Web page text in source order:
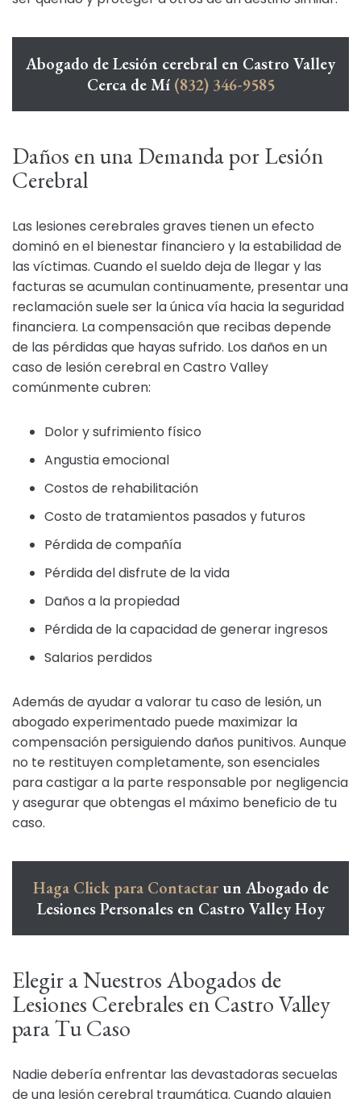
Abogado de Lesión cerebral en Castro Valley
Cerca de Mí (832) 346-9585
Daños en una Demanda por Lesión
Cerebral
Las lesiones cerebrales graves tienen un efecto
dominó en el bienestar financiero y la estabilidad de
las víctimas. Cuando el sueldo deja de llegar y las
facturas se acumulan continuamente, presentar una
reclamación suele ser la única vía hacia la seguridad
financiera. La compensación que recibas depende
de las pérdidas que hayas sufrido. Los daños en un
caso de lesión cerebral en Castro Valley
comúnmente cubren:
Dolor y sufrimiento físico
Angustia emocional
Costos de rehabilitación
Costo de tratamientos pasados y futuros
Pérdida de compañía
Pérdida del disfrute de la vida
Daños a la propiedad
Pérdida de la capacidad de generar ingresos
Salarios perdidos
Además de ayudar a valorar tu caso de lesión, un
abogado experimentado puede maximizar la
compensación persiguiendo daños punitivos. Aunque
no te restituyen completamente, son esenciales
para castigar a la parte responsable por negligencia
y asegurar que obtengas el máximo beneficio de tu
caso.
Haga Click para Contactarun Abogado de
Lesiones Personales en Castro Valley Hoy
Elegir a Nuestros Abogados de
Lesiones Cerebrales en Castro Valley
para Tu Caso
Nadie debería enfrentar las devastadoras secuelas
de una lesión cerebral traumática. Cuando alguien